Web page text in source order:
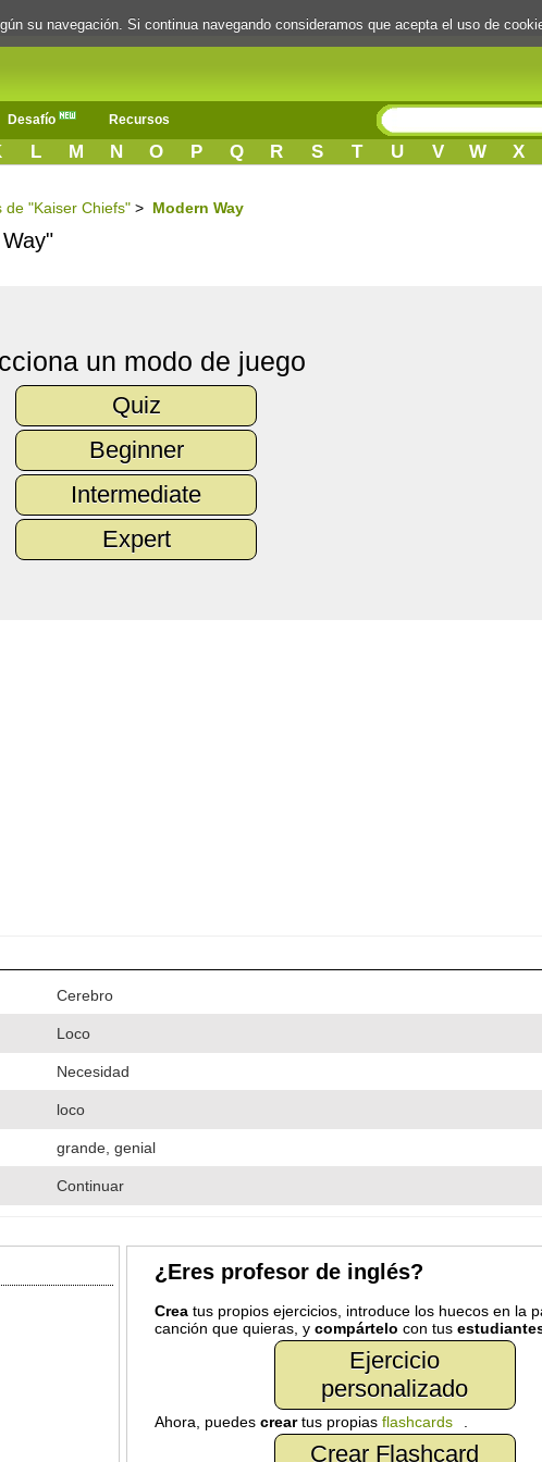
Desafío Recursos
L M N O P Q R S T U V W X
de "Kaiser Chiefs" > Modern Way
un modo de juego
Quiz
Beginner
Intermediate
Expert
Cerebro
Loco
Necesidad
loco
grande, genial
Continuar
¿Eres profesor de inglés?
Creatus propios ejercicios, introduce los huecos en la
canción que quieras, y compártelo con tus
Ejercicio
personalizado
Ahora, puedes creartus propias flashcards
Crear Flashcard
su navegación. Si continua navegando consideramos que acepta el uso de